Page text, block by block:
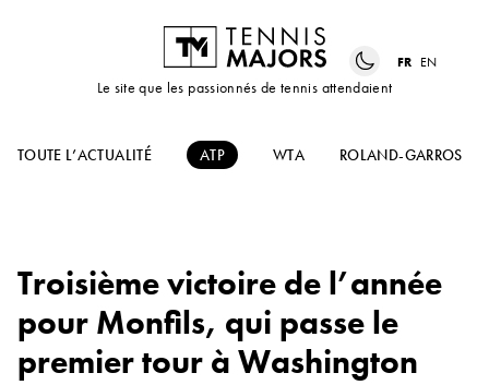
Le site que les passionnés de tennis attendaient
FR EN
TOUTE L’ACTUALITÉ ATP WTA ROLAND-GARROS
Troisième victoire de l’année
pour Monfils, qui passe le
premier tour à Washington